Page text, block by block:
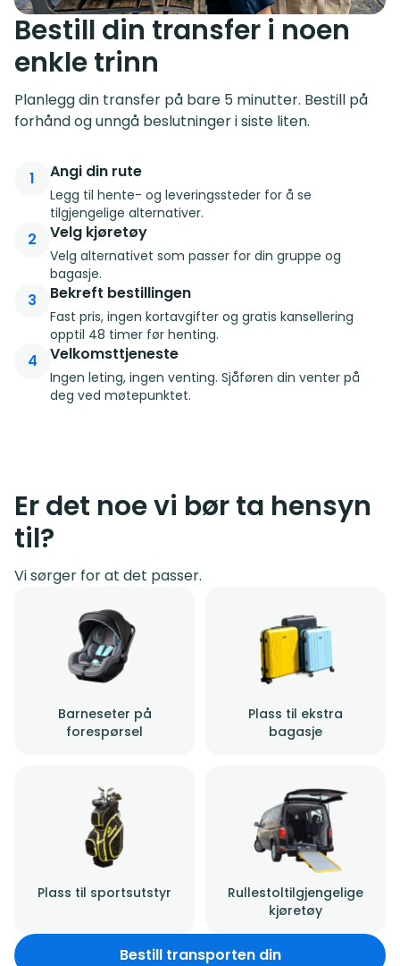
Bestill din transfer i noen
enkle trinn
Planlegg din transfer på bare 5 minutter. Bestill på
forhånd og unngå beslutninger i siste liten.
1 Angi din rute
Legg til hente- og leveringssteder for å se
tilgjengelige alternativer.
2 Velg kjøretøy
Velg alternativet som passer for din gruppe og
bagasje.
3 Bekreft bestillingen
Fast pris, ingen kortavgifter og gratis kansellering
opptil 48 timer før henting.
4 Velkomsttjeneste
Ingen leting, ingen venting. Sjåføren din venter på
deg ved møtepunktet.
Er det noe vi bør ta hensyn
til?
Vi sørger for at det passer.
Barneseter på
forespørsel
Plass til ekstra
bagasje
Plass til sportsutstyr
Rullestoltilgjengelige
kjøretøy
Bestill transporten din